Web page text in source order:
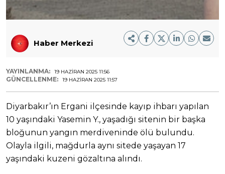
Haber Merkezi
YAYINLANMA: 19 HAZIRAN 2025 11:56
GÜNCELLENME: 19 HAZIRAN 2025 11:57
Diyarbakır’ın Ergani ilçesinde kayıp ihbarı yapılan
10 yaşındaki Yasemin Y., yaşadığı sitenin bir başka
bloğunun yangın merdiveninde ölü bulundu.
Olayla ilgili, mağdurla aynı sitede yaşayan 17
yaşındaki kuzeni gözaltına alındı.